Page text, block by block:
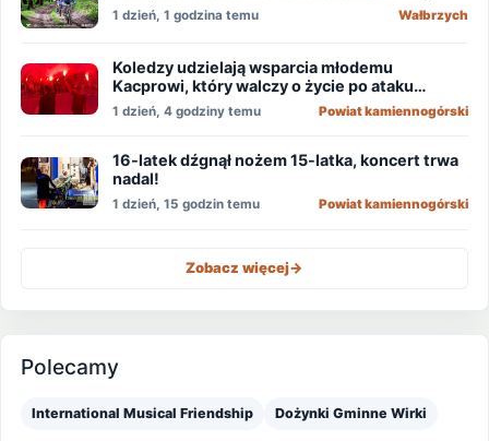
1 dzień, 1 godzina temu Wałbrzych
Koledzy udzielają wsparcia młodemu
Kacprowi, który walczy o życie po ataku
nożownika!
1 dzień, 4 godziny temu Powiat kamiennogórski
16-latek dźgnął nożem 15-latka, koncert trwa
nadal!
1 dzień, 15 godzin temu Powiat kamiennogórski
Zobacz więcej->
Polecamy
International Musical Friendship Dożynki Gminne Wirki